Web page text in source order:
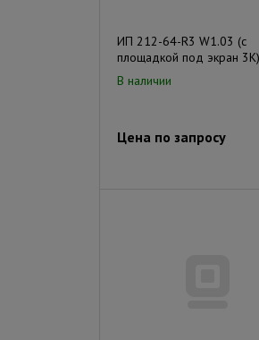
ИП 212-64-R3 W1.03 (с
площадкой под экран 3К)
В наличии
Цена по запросу